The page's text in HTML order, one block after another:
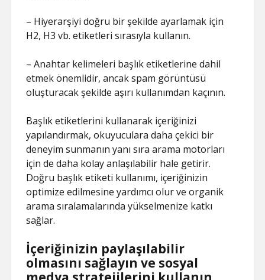
– Hiyerarşiyi doğru bir şekilde ayarlamak için
H2, H3 vb. etiketleri sırasıyla kullanın.
– Anahtar kelimeleri başlık etiketlerine dahil
etmek önemlidir, ancak spam görüntüsü
oluşturacak şekilde aşırı kullanımdan kaçının.
Başlık etiketlerini kullanarak içeriğinizi
yapılandırmak, okuyuculara daha çekici bir
deneyim sunmanın yanı sıra arama motorları
için de daha kolay anlaşılabilir hale getirir.
Doğru başlık etiketi kullanımı, içeriğinizin
optimize edilmesine yardımcı olur ve organik
arama sıralamalarında yükselmenize katkı
sağlar.
İçeriğinizin paylaşılabilir
olmasını sağlayın ve sosyal